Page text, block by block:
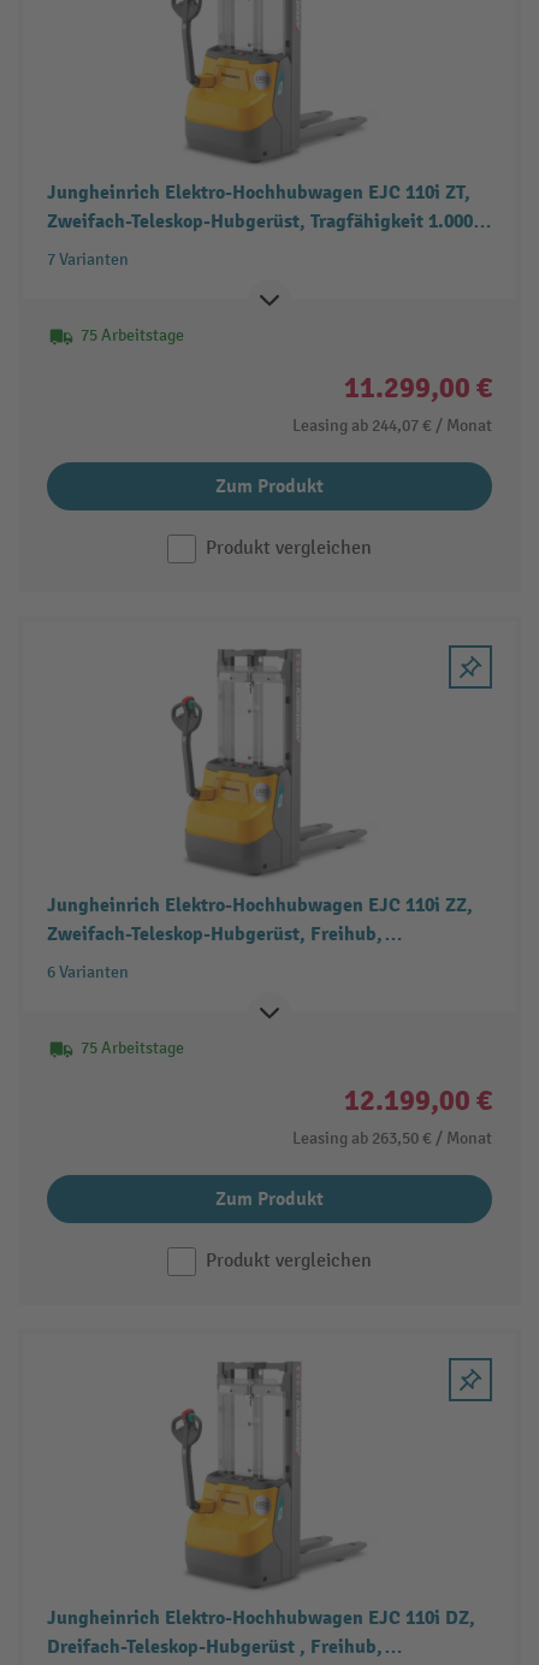
Jungheinrich Elektro-Hochhubwagen EJC 110i ZT,
Zweifach-Teleskop-Hubgerüst, Tragfähigkeit 1.000
kg
7 Varianten
75 Arbeitstage
11.299,00 €
Leasing ab 244,07 € / Monat
Zum Produkt
Produkt vergleichen
Jungheinrich Elektro-Hochhubwagen EJC 110i ZZ,
Zweifach-Teleskop-Hubgerüst, Freihub,
Tragfähigkeit 1.000 kg
6 Varianten
75 Arbeitstage
12.199,00 €
Leasing ab 263,50 € / Monat
Zum Produkt
Produkt vergleichen
Jungheinrich Elektro-Hochhubwagen EJC 110i DZ,
Dreifach-Teleskop-Hubgerüst , Freihub,